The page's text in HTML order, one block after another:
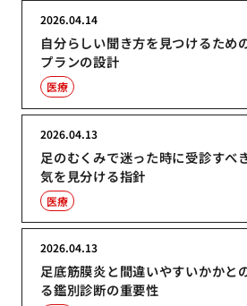
自分らしい聞き方を見つけるため
プランの設計
2026.04.14
医療
足のむくみで迷った時に受診すべ
気を見分ける指針
2026.04.13
医療
足底筋膜炎と間違いやすいかかと
る鑑別診断の重要性
2026.04.13